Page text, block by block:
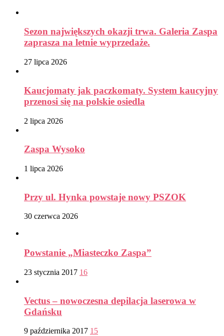
Sezon największych okazji trwa. Galeria Zaspa
zaprasza na letnie wyprzedaże.
27 lipca 2026
Kaucjomaty jak paczkomaty. System kaucyjny
przenosi się na polskie osiedla
2 lipca 2026
Zaspa Wysoko
1 lipca 2026
Przy ul. Hynka powstaje nowy PSZOK
30 czerwca 2026
Powstanie „Miasteczko Zaspa”
23 stycznia 2017 16
Vectus – nowoczesna depilacja laserowa w
Gdańsku
9 października 2017 15